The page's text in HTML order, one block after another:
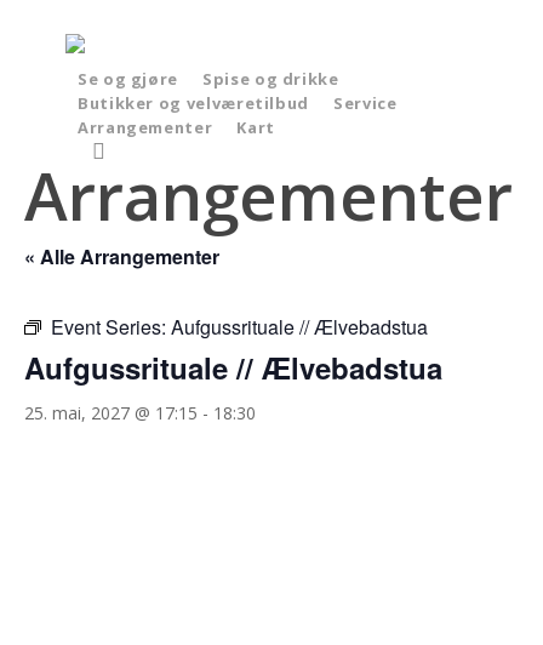
Se og gjøre
Spise og drikke
Butikker og velværetilbud
Service
Arrangementer
Kart
Arrangementer
« Alle Arrangementer
Event Series: Aufgussrituale // Ælvebadstua
Aufgussrituale // Ælvebadstua
25. mai, 2027 @ 17:15 - 18:30